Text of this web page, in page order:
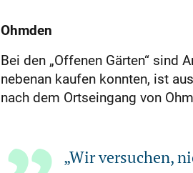
Ohmden
Bei den „Offenen Gärten“ sind
nebenan kaufen konnten, ist
nach dem Ortseingang von
„Wir versuchen,